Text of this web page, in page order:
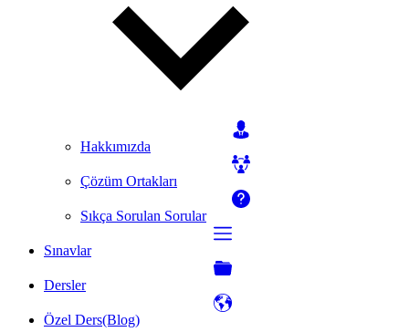
Hakkımızda
Çözüm Ortakları
Sıkça Sorulan Sorular
Sınavlar
Dersler
Özel Ders(Blog)